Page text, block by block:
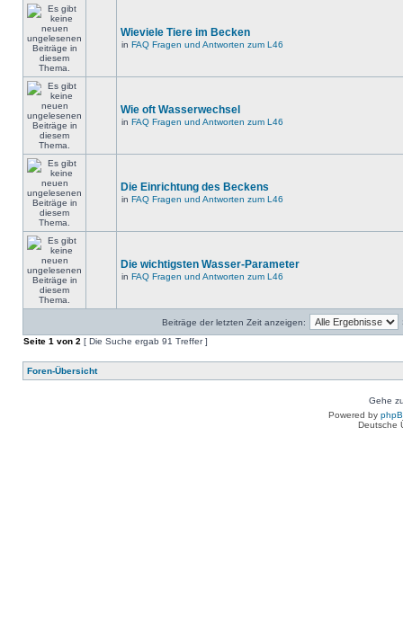
Wieviele Tiere im Becken
in FAQ Fragen und Antworten zum L46
Wie oft Wasserwechsel
in FAQ Fragen und Antworten zum L46
Die Einrichtung des Beckens
in FAQ Fragen und Antworten zum L46
Die wichtigsten Wasser-Parameter
in FAQ Fragen und Antworten zum L46
Beiträge der letzten Zeit anzeigen:
Seite 1 von 2 [ Die Suche ergab 91 Treffer ]
Foren-Übersicht
Gehe
Powered by
Deutsche